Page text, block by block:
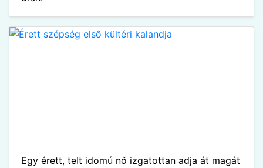
Egy érett, telt idomú nő izgatottan adja át magát